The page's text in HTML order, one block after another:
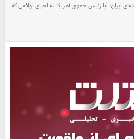
ایران؛ آیا رئیس جمهور آمریکا به احیای توافقی که